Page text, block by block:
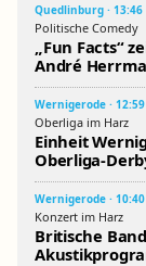
Quedlinburg · 13:46
Politische Comedy
„Fun Facts“
André
Wernigerode ·
Oberliga im Harz
Einheit
Oberliga-
Wernigerode ·
Konzert im Harz
Britische